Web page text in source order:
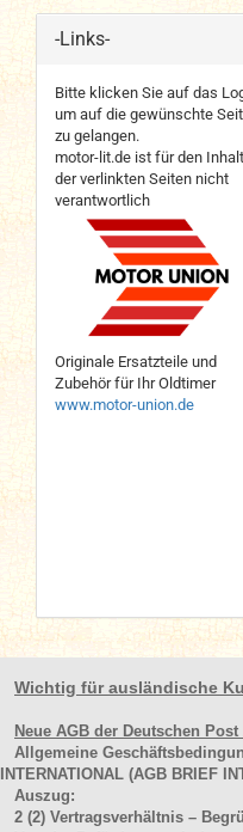
-Links-
Bitte klicken Sie auf das
um auf die gewünschte
zu gelangen.
motor-lit.de ist für den Inhalt
der verlinkten Seiten nicht
verantwortlich
Originale Ersatzteile und
Zubehör für Ihr Oldtimer
www.motor-union.de
Wichtig für ausländische
Neue AGB der Deutschen Post
Allgemeine
INTERNATIONAL (AGB BRIEF
Auszug:
2 (2) Vertragsverhältnis –